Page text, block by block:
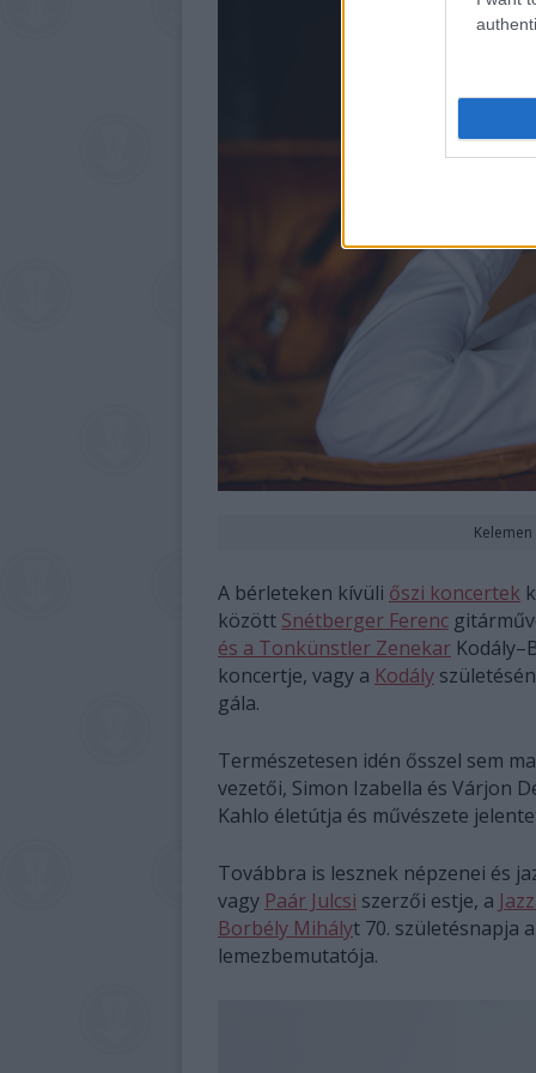
A bérleteken kívüli őszi koncertek
között Snétberger Ferenc
és a Tonkünstler Zenekar
koncertje, vagy a Kodály
gála.
Természetesen idén ősszel sem
vezetői, Simon Izabella és Várjon
Kahlo életútja és művészete
Továbbra is lesznek népzenei és
vagy Paár Julcsi szerzői estje, a
Borbély Mihályt 70. születésnapja
lemezbemutatója.